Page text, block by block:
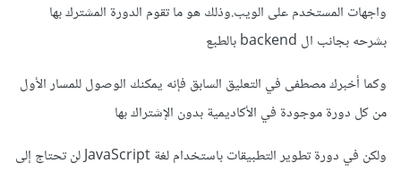
واجهات المستخدم على الويب.وذلك هو ما تقوم الدورة المشترك بها
بشرحه بجانب ال backend بالطبع
وكما أخبرك مصطفى في التعليق السابق فإنه يمكنك الوصول للمسار الأول
من كل دورة موجودة في الأكاديمية بدون الإشتراك بها
ولكن في دورة تطوير التطبيقات باستخدام لغة JavaScript لن تحتاج إلى